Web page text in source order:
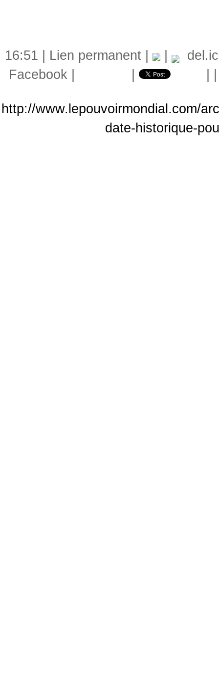
16:51 | Lien permanent
Facebook
http://www.lepouvoirmondial.com/
date-historique-